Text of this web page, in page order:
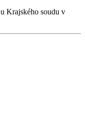
Krajského soudu v